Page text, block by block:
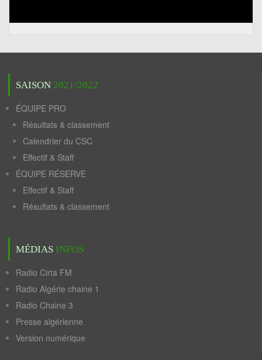
SAISON 2021/2022
ÉQUIPE PRO
Résultats & classement
Calendrier du CSC
Effectif & Staff
ÉQUIPE RÉSERVE
Effectif & Staff
Résultats & classement
MÉDIAS INFOS
Radio Cirta FM
Radio Algérie chaine 1
Radio Chaine 3
Presse algérienne
Version numérique